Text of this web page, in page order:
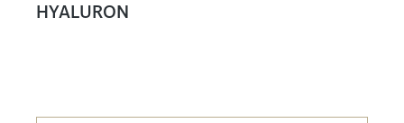
HYALURON